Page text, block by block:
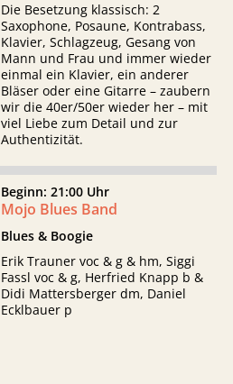
Die Besetzung klassisch: 2
Saxophone, Posaune, Kontrabass,
Klavier, Schlagzeug, Gesang von
Mann und Frau und immer wieder
einmal ein Klavier, ein anderer
Bläser oder eine Gitarre – zaubern
wir die 40er/50er wieder her – mit
viel Liebe zum Detail und zur
Authentizität.
Beginn: 21:00 Uhr
Mojo Blues Band
Blues & Boogie
Erik Trauner voc & g & hm, Siggi
Fassl voc & g, Herfried Knapp b &
Didi Mattersberger dm, Daniel
Ecklbauer p